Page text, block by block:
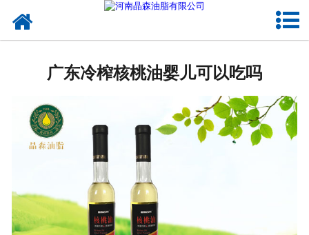
葡萄籽油
新闻资讯
广东冷榨核桃油婴儿可以吃吗